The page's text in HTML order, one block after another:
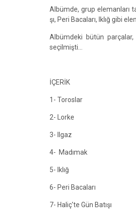
Albümde, grup elemanları
şı, Peri Bacaları, Iklığ gibi
Albümdeki bütün parçalar,
seçilmişti…
İÇERİK
1- Toroslar
2- Lorke
3- Ilgaz
4- Madımak
5- Iklığ
6- Peri Bacaları
7- Haliç'te Gün Batışı